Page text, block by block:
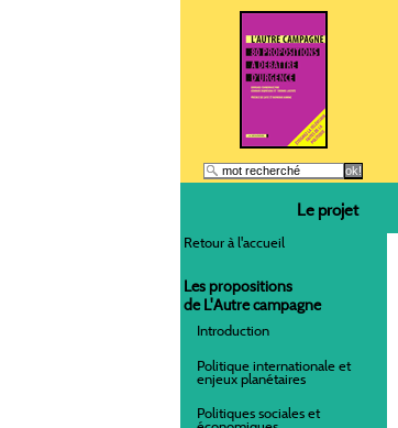
Le projet
Retour à l'accueil
Les propositions
de L'Autre campagne
Introduction
Politique internationale et
enjeux planétaires
Politiques sociales et